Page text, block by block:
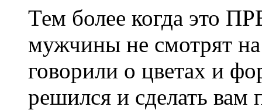
Тем более когда это
мужчины не смотрят
говорили о цветах и
решился и сделать